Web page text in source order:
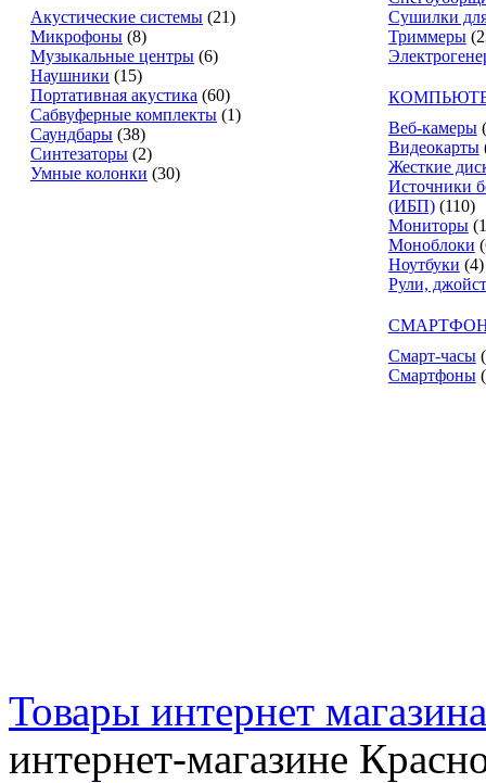
Акустические системы (21)
Микрофоны (8)
Музыкальные центры (6)
Наушники (15)
Портативная акустика (60)
Сабвуферные комплекты (1)
Саундбары (38)
Синтезаторы (2)
Умные колонки (30)
Сушилки
Триммеры
Веб-камеры
Видеокарты
Жесткие
Источники
(ИБП) (110)
Мониторы
Моноблоки
Ноутбуки (4)
Рули,
Смарт-часы
Смартфоны
Товары интернет магазина
интернет-магазине